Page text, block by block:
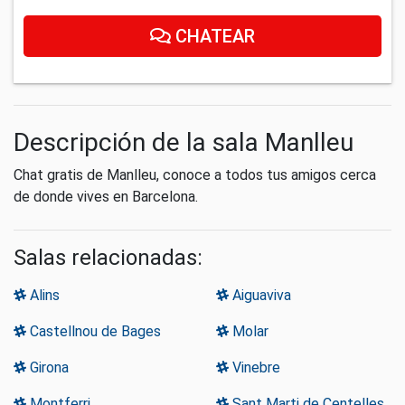
CHATEAR
Descripción de la sala Manlleu
Chat gratis de Manlleu, conoce a todos tus amigos cerca
de donde vives en Barcelona.
Salas relacionadas:
Alins Aiguaviva
Castellnou de Bages Molar
Girona Vinebre